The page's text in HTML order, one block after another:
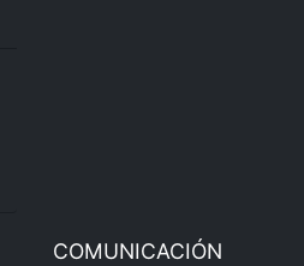
COMUNICACIÓN